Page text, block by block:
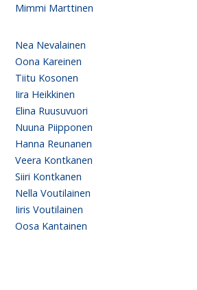
Mimmi Marttinen
Nea Nevalainen
Oona Kareinen
Tiitu Kosonen
Iira Heikkinen
Elina Ruusuvuori
Nuuna Piipponen
Hanna Reunanen
Veera Kontkanen
Siiri Kontkanen
Nella Voutilainen
Iiris Voutilainen
Oosa Kantainen